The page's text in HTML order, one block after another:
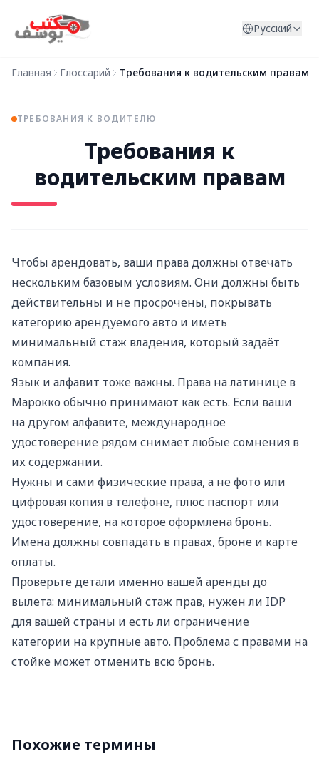
Русский
Главная Глоссарий Требования к водительским правам
ТРЕБОВАНИЯ К ВОДИТЕЛЮ
Требования к
водительским правам
Чтобы арендовать, ваши права должны отвечать
нескольким базовым условиям. Они должны быть
действительны и не просрочены, покрывать
категорию арендуемого авто и иметь
минимальный стаж владения, который задаёт
компания.
Язык и алфавит тоже важны. Права на латинице в
Марокко обычно принимают как есть. Если ваши
на другом алфавите, международное
удостоверение рядом снимает любые сомнения в
их содержании.
Нужны и сами физические права, а не фото или
цифровая копия в телефоне, плюс паспорт или
удостоверение, на которое оформлена бронь.
Имена должны совпадать в правах, броне и карте
оплаты.
Проверьте детали именно вашей аренды до
вылета: минимальный стаж прав, нужен ли IDP
для вашей страны и есть ли ограничение
категории на крупные авто. Проблема с правами на
стойке может отменить всю бронь.
Похожие термины